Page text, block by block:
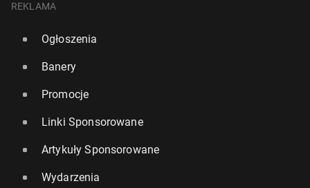
REKLAMA
Ogłoszenia
Banery
Promocje
Linki Sponsorowane
Artykuły Sponsorowane
Wydarzenia